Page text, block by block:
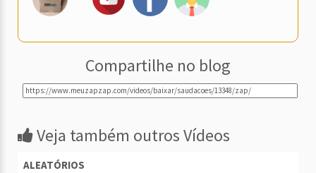
Compartilhe no blog
Veja também outros Vídeos
ALEATÓRIOS